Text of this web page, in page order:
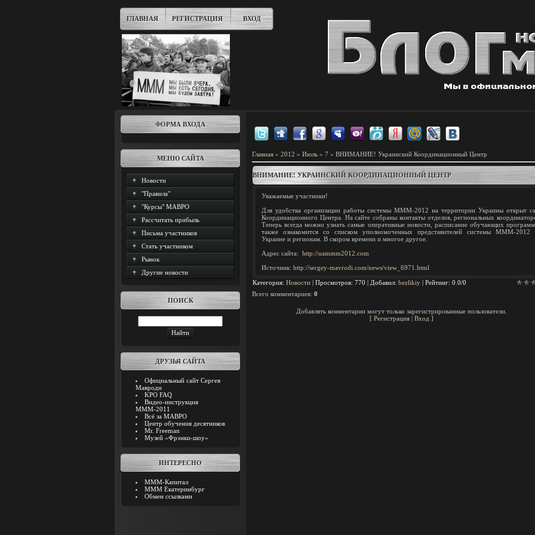
ГЛАВНАЯ РЕГИСТРАЦИЯ ВХОД
ФОРМА ВХОДА
МЕНЮ САЙТА
Новости
"Правила"
"Курсы" МАВРО
Рассчитать прибыль
Письма участников
Стать участником
Рынок
Другие новости
ПОИСК
ДРУЗЬЯ САЙТА
Официальный сайт Сергея
Мавроди
KPO FAQ
Видео-инструкция
МММ-2011
Всё за МАВРО
Центр обучения десятников
Mr. Freeman
Музей «Фрэнки-шоу»
ИНТЕРЕСНО
МММ-Капитал
МММ Екатеринбург
Обмен ссылками
Главная » 2012 » Июль » 7 » ВНИМАНИЕ! Украинский Координационный Центр
ВНИМАНИЕ! УКРАИНСКИЙ КООРДИНАЦИОННЫЙ ЦЕНТР
Уважаемые участники!
Для удобства организации работы системы МММ-2012 на территории Украины открыт
Координационного Центра. На сайте собраны контакты отделов, региональных
Теперь всегда можно узнать самые оперативные новости, расписание обучающих
также ознакомится со списком уполномоченных представителей системы МММ-2012
Украине и регионам. В скором времени и многое другое.
Адрес сайта: http://uammm2012.com
Источник: http://sergey-mavrodi.com/news/view_6971.html
Категория: Новости | Просмотров: 770 | Добавил: bezlikiy | Рейтинг: 0.0/0
Всего комментариев: 0
Добавлять комментарии могут только зарегистрированные пользователи.
[ Регистрация| Вход ]